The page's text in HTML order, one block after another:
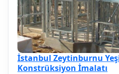
İstanbul Zeytinburnu
Konstrüksiyon İmalatı